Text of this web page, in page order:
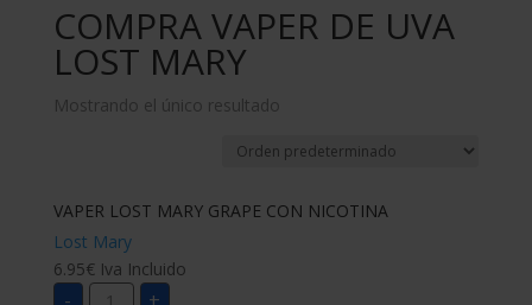
COMPRA VAPER DE UVA
LOST MARY
Mostrando el único resultado
VAPER LOST MARY GRAPE CON NICOTINA
Lost Mary
6.95€ Iva Incluido
VAPER